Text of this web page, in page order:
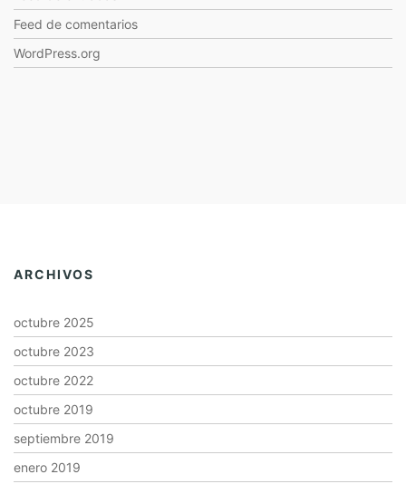
Feed de comentarios
WordPress.org
ARCHIVOS
octubre 2025
octubre 2023
octubre 2022
octubre 2019
septiembre 2019
enero 2019